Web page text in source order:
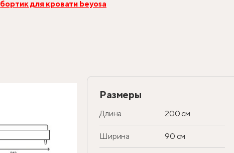
бортик для кровати beyosa
Размеры
Длина 200 см
Ширина 90 см